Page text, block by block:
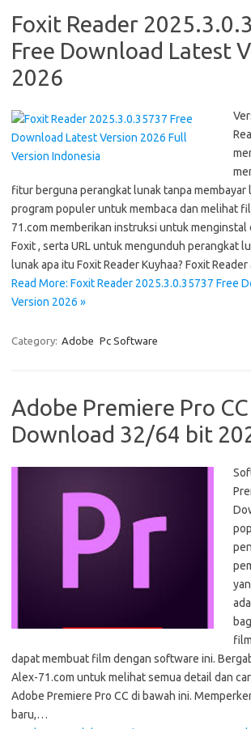
Foxit Reader
Free Download Latest
2026
fitur berguna perangkat lunak tanpa membayar
program populer untuk membaca dan melihat
71.com memberikan instruksi untuk menginstal
Foxit , serta URL untuk mengunduh perangkat
lunak apa itu Foxit Reader Kuyhaa? Foxit
Read More: Foxit Reader 2025.3.0.35737 Free
Version 2026 »
Category: Adobe Pc Software
Adobe Premiere Pro
Download 32/64 bit
dapat membuat film dengan software ini.
Alex-71.com untuk melihat semua detail dan
Adobe Premiere Pro CC di bawah ini.
baru,…